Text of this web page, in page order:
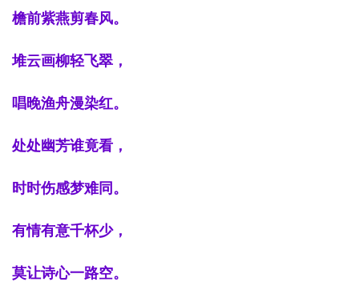
檐前紫燕剪春风。
堆云画柳轻飞翠，
唱晚渔舟漫染红。
处处幽芳谁竟看，
时时伤感梦难同。
有情有意千杯少，
莫让诗心一路空。